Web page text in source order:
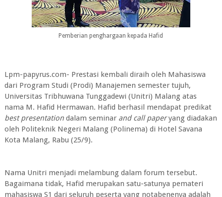
Pemberian penghargaan kepada Hafid
Lpm-papyrus.com- Prestasi kembali diraih oleh Mahasiswa
dari Program Studi (Prodi) Manajemen semester tujuh,
Universitas Tribhuwana Tunggadewi (Unitri) Malang atas
nama M. Hafid Hermawan. Hafid berhasil mendapat predikat
best presentationdalam seminar and call paperyang diadakan
oleh Politeknik Negeri Malang (Polinema) di Hotel Savana
Kota Malang, Rabu (25/9).
Nama Unitri menjadi melambung dalam forum tersebut.
Bagaimana tidak, Hafid merupakan satu-satunya pemateri
mahasiswa S1 dari seluruh peserta yang notabenenya adalah